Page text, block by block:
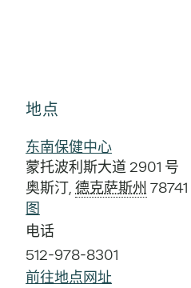
地点
东南保健中心
蒙托波利斯大道 2901 号
奥斯汀, 德克萨斯州 78741
图
电话
512-978-8301
前往地点网址